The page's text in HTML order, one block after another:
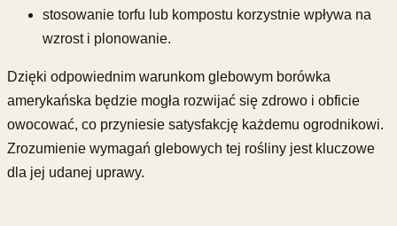
stosowanie torfu lub kompostu korzystnie wpływa na
wzrost i plonowanie.
Dzięki odpowiednim warunkom glebowym borówka
amerykańska będzie mogła rozwijać się zdrowo i obficie
owocować, co przyniesie satysfakcję każdemu ogrodnikowi.
Zrozumienie wymagań glebowych tej rośliny jest kluczowe
dla jej udanej uprawy.